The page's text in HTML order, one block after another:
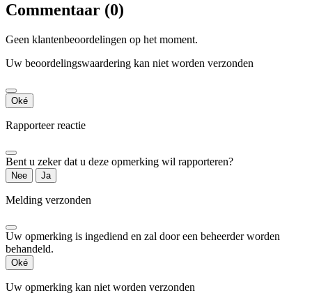
Commentaar (0)
Geen klantenbeoordelingen op het moment.
Uw beoordelingswaardering kan niet worden verzonden
Oké
Rapporteer reactie
Bent u zeker dat u deze opmerking wil rapporteren?
Nee Ja
Melding verzonden
Uw opmerking is ingediend en zal door een beheerder worden
behandeld.
Oké
Uw opmerking kan niet worden verzonden